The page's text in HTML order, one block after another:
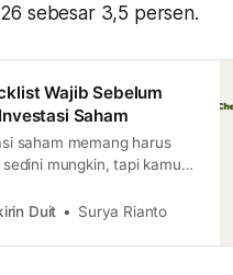
sebesar 3,5 persen.
Wajib Sebelum
Saham
saham memang harus
mungkin, tapi kamu
sehingga bisa
checklist wajib sebelum
Duit Surya Rianto